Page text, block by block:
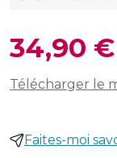
34,90 €
Télécharger le
Faites-moi